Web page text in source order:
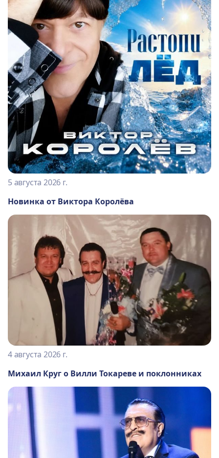
5 августа 2026 г.
Новинка от Виктора Королёва
4 августа 2026 г.
Михаил Круг о Вилли Токареве и поклонниках